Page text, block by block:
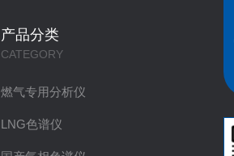
产品分类
CATEGORY
燃气专用分析仪
LNG色谱仪